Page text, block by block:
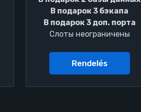
В подарок 3 бэкапа
В подарок 3 доп. порта
Слоты неограничены
Rendelés